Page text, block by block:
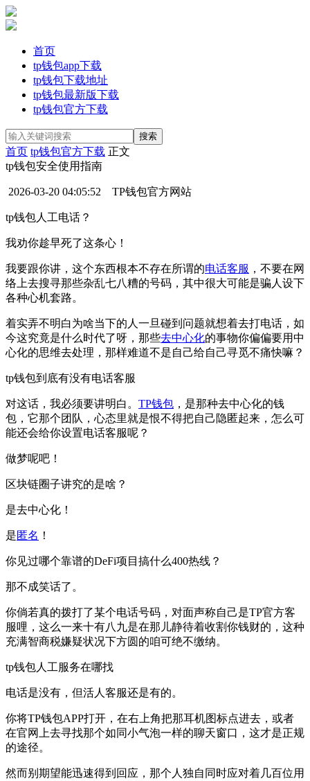
首页
tp钱包app下载
tp钱包下载地址
tp钱包最新版下载
tp钱包官方下载
首页 tp钱包官方下载 正文
tp钱包安全使用指南
2026-03-20 04:05:52 TP钱包官方网站
tp钱包人工电话？
我劝你趁早死了这条心！
我要跟你讲，这个东西根本不存在所谓的电话客服 ，不要在网
络上去搜寻那些杂乱七八糟的号码，其中很大可能是骗人设下
各种心机套路。
着实弄不明白为啥当下的人一旦碰到问题就想着去打电话，如
今这究竟是什么时代了呀，那些去中心化的事物你偏偏要用中
心化的思维去处理，那样难道不是自己给自己寻觅不痛快嘛？
tp钱包到底有没有电话客服
对这话，我必须要讲明白。 TP钱包 ，是那种去中心化的钱
包，它那个团队，心态里就是恨不得把自己隐匿起来，怎么可
能还会给你设置电话客服呢？
做梦呢吧！
区块链圈子讲究的是啥？
是去中心化！
是匿名 ！
你见过哪个靠谱的DeFi项目搞什么400热线？
那不成笑话了。
你倘若真的拨打了某个电话号码，对面声称自己是TP官方客
服哩，这么一来十有八九是在那儿静待着收割你钱财的，这种
充满智商税嫌疑状况下方圆的咱可绝不缴纳。
tp钱包人工服务在哪找
电话是没有，但活人客服还是有的。
你将TP钱包APP打开，在右上角把那耳机图标点进去，或者
在官网上去寻找那个如同小气泡一样的聊天窗口，这才是正规
的途径。
然而别期望能迅速得到回应，那个人独自同时应对着几百位用